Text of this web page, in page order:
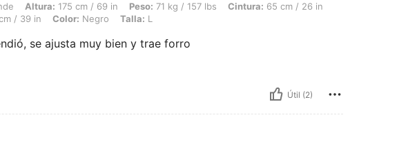
175 cm / 69 in, Peso: 71 kg / 157 lbs, Cintura: 65 cm / 26 in, Caderas: 100 cm / 39 in, Busto: 99 cm /
Altura: 175 cm / 69 in Peso: 71 kg / 157 lbs Cintura: 65 cm / 26 in
/ 39 in Color: Negro Talla: L
se ajusta muy bien y trae forro
Útil (2)